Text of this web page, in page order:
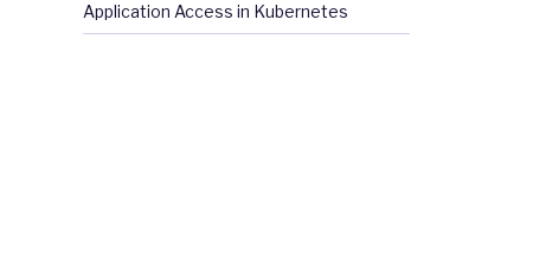
Application Access in Kubernetes